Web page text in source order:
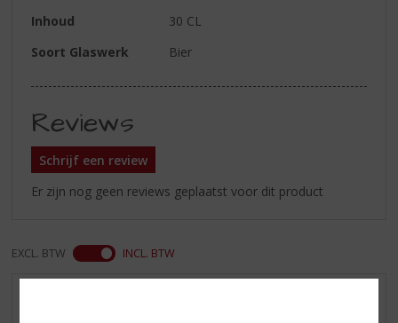
Inhoud
30 CL
Soort Glaswerk
Bier
Reviews
Schrijf een review
Er zijn nog geen reviews geplaatst voor dit product
EXCL. BTW INCL. BTW